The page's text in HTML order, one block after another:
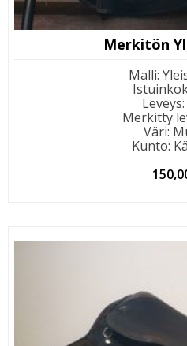
Merkitön
Malli:
Leveys:
Merkitty
Väri:
Kunto: